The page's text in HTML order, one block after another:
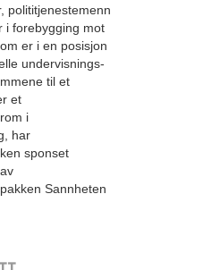
polititjenestemenn
i forebygging mot
er i en posisjon
undervisnings­
til et
et
i
har
sponset
Sannheten